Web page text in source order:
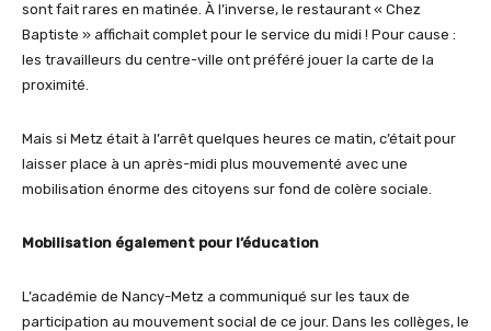
sont fait rares en matinée. À l’inverse, le restaurant « Chez
Baptiste » affichait complet pour le service du midi ! Pour cause :
les travailleurs du centre-ville ont préféré jouer la carte de la
proximité.
Mais si Metz était à l’arrêt quelques heures ce matin, c’était pour
laisser place à un après-midi plus mouvementé avec une
mobilisation énorme des citoyens sur fond de colère sociale.
Mobilisation également pour l’éducation
L’académie de Nancy-Metz a communiqué sur les taux de
participation au mouvement social de ce jour. Dans les collèges, le